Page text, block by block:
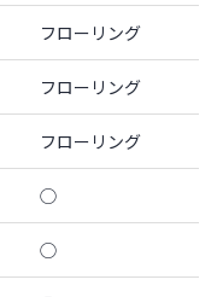
フローリング
フローリング
フローリング
◯
◯